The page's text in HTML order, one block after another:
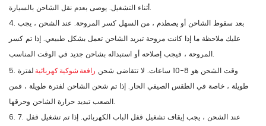
أثناء التشغيل. يوصى بعدم نقل الشاحن بالسيارة.
4. بعد سقوط الشاحن أو يصطدم ، من السهل كسر المروحة. عند الشحن ، يجب
عليك ملاحظة ما إذا كانت مروحة تبريد الشاحن تعمل بشكل طبيعي. إذا تم كسر
المروحة ، فيجب إصلاحه أو استبداله بشاحن جديد في الوقت المناسب.
5. وقت الشحن هو 8-10 ساعات. لا تتقاضى شحن
رافعة شوكية كهربائية لفترة
طويلة ، خاصة في الطقس الصيفي الحار. إذا تم شحن الشاحن لفترة طويلة ، فمن
الصعب تبديد حرارة الشاحن وحرقها.
6. 7. عند الشحن ، يجب إيقاف تشغيل قفل الباب الكهربائي. إذا تم تشغيل قفل